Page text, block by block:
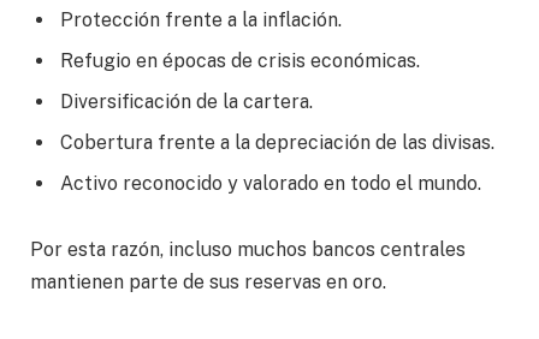
Protección frente a la inflación.
Refugio en épocas de crisis económicas.
Diversificación de la cartera.
Cobertura frente a la depreciación de las divisas.
Activo reconocido y valorado en todo el mundo.
Por esta razón, incluso muchos bancos centrales
mantienen parte de sus reservas en oro.